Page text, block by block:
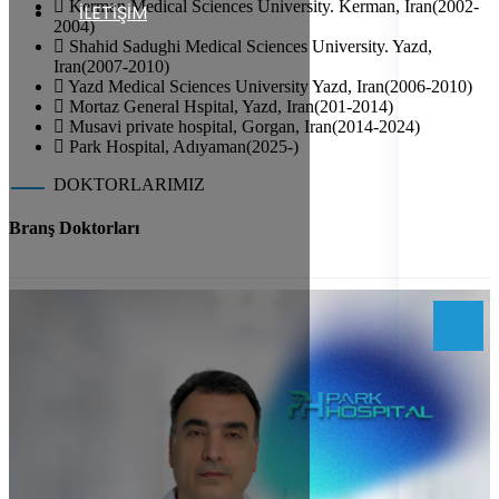
Kerman Medical Sciences University. Kerman, Iran(2002-
2004)
Shahid Sadughi Medical Sciences University. Yazd,
Iran(2007-2010)
Yazd Medical Sciences University Yazd, Iran(2006-2010)
Mortaz General Hspital, Yazd, Iran(201-2014)
Musavi private hospital, Gorgan, Iran(2014-2024)
Park Hospital, Adıyaman(2025-)
DOKTORLARIMIZ
Branş Doktorları
İLETİŞİM